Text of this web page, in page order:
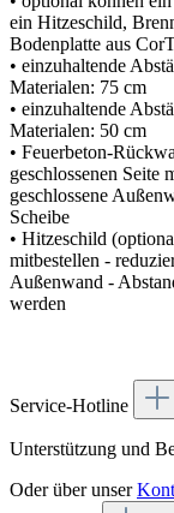
ein Hitzeschild,
Bodenplatte aus
• einzuhaltende
Materialen: 75 cm
• einzuhaltende
Materialen: 50 cm
• Feuerbeton-
geschlossenen Seite
geschlossene
Scheibe
• Hitzeschild
mitbestellen -
Außenwand -
werden
Service-Hotline
Unterstützung und
Oder über unser